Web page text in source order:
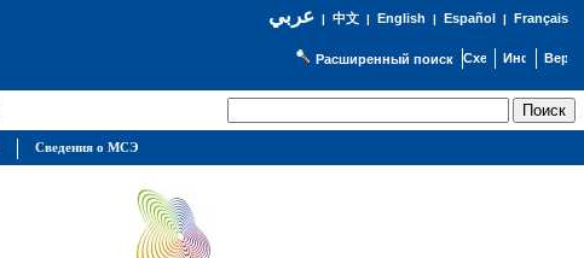
عربي| 中文| English | Español | Français
Расширенный поиск
Сведения о МСЭ